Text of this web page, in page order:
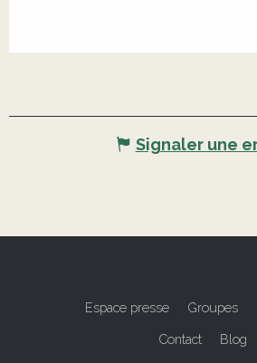
Signaler une
Espace presse Groupes
Contact Blog